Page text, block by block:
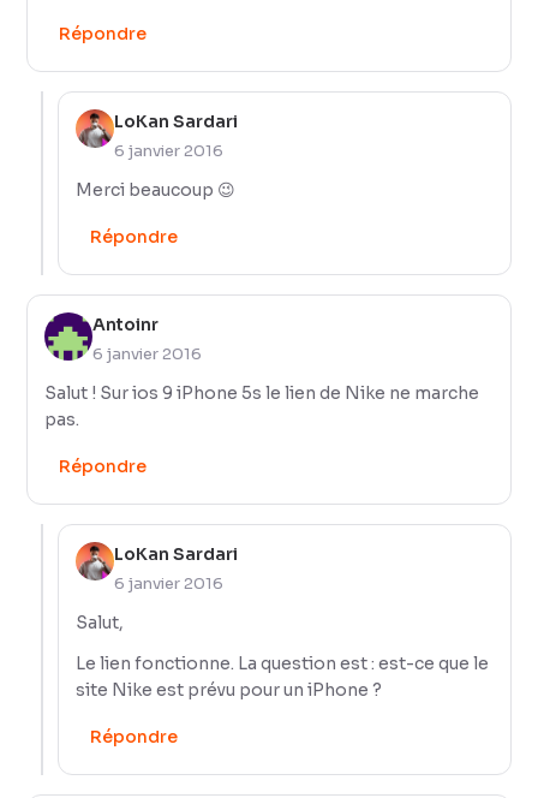
Répondre
LoKan Sardari
6 janvier 2016
Merci beaucoup 😉
Répondre
Antoinr
6 janvier 2016
Salut ! Sur ios 9 iPhone 5s le lien de Nike ne marche
pas.
Répondre
LoKan Sardari
6 janvier 2016
Salut,
Le lien fonctionne. La question est : est-ce que le
site Nike est prévu pour un iPhone ?
Répondre